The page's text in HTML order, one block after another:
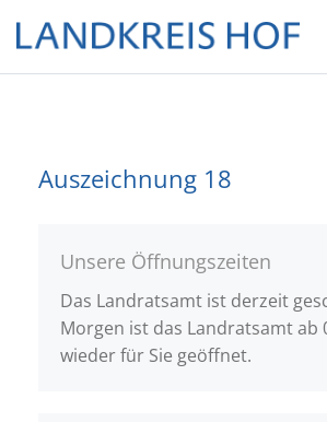
Auszeichnung 18
Unsere Öffnungszeiten
Das Landratsamt ist derzeit
Morgen ist das Landratsamt ab
wieder für Sie geöffnet.